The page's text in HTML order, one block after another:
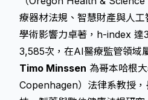
療器材法規、智慧財產與人
學術影響力卓著，h-index 達
3,585次，在AI醫療監管領域
Timo Minssen 為哥本哈根
Copenhagen）法律系教授，